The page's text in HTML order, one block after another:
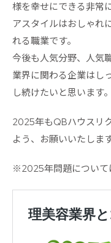
様を幸せにできる非常
アスタイルはおしゃれ
れる職業です。
今後も人気分野、人気
業界に関わる企業はし
し続けたいと思います。
2025年もQBハウスリ
よう、お願いいたします
※2025年問題について